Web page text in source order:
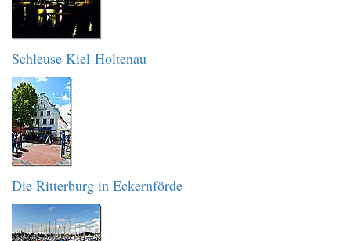
Schleuse Kiel-Holtenau
Die Ritterburg in Eckernförde